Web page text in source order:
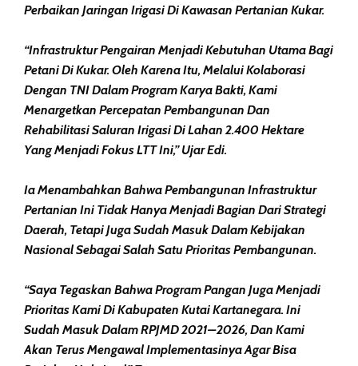
Perbaikan Jaringan Irigasi Di Kawasan Pertanian Kukar.
“Infrastruktur Pengairan Menjadi Kebutuhan Utama Bagi
Petani Di Kukar. Oleh Karena Itu, Melalui Kolaborasi
Dengan TNI Dalam Program Karya Bakti, Kami
Menargetkan Percepatan Pembangunan Dan
Rehabilitasi Saluran Irigasi Di Lahan 2.400 Hektare
Yang Menjadi Fokus LTT Ini,” Ujar Edi.
Ia Menambahkan Bahwa Pembangunan Infrastruktur
Pertanian Ini Tidak Hanya Menjadi Bagian Dari Strategi
Daerah, Tetapi Juga Sudah Masuk Dalam Kebijakan
Nasional Sebagai Salah Satu Prioritas Pembangunan.
“Saya Tegaskan Bahwa Program Pangan Juga Menjadi
Prioritas Kami Di Kabupaten Kutai Kartanegara. Ini
Sudah Masuk Dalam RPJMD 2021–2026, Dan Kami
Akan Terus Mengawal Implementasinya Agar Bisa